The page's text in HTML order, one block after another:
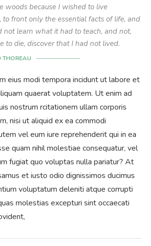
woods because I wished to live
to front only the essential facts of life, and
not learn what it had to teach, and not,
to die, discover that I had not lived.
THOREAU
eius modi tempora incidunt ut labore et
quaerat voluptatem. Ut enim ad
nostrum rcitationem ullam corporis
nisi ut aliquid ex ea commodi
vel eum iure reprehenderit qui in ea
quam nihil molestiae consequatur, vel
fugiat quo voluptas nulla pariatur? At
et iusto odio dignissimos ducimus
voluptatum deleniti atque corrupti
molestias excepturi sint occaecati